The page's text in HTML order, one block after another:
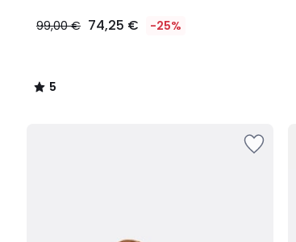
99,00 € 74,25 € -25%
5
/